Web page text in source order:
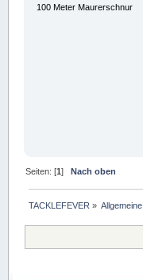
100 Meter Maurerschnur
Seiten: [1] Nach oben
TACKLEFEVER »